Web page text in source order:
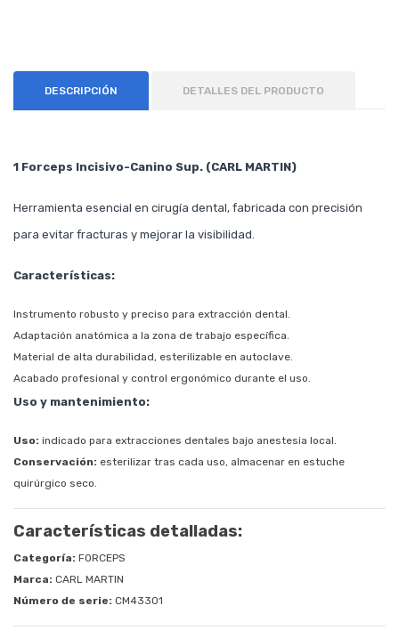
DESCRIPCIÓN DETALLES DEL PRODUCTO
1 Forceps Incisivo-Canino Sup. (CARL MARTIN)
Herramienta esencial en cirugía dental, fabricada con precisión
para evitar fracturas y mejorar la visibilidad.
Características:
Instrumento robusto y preciso para extracción dental.
Adaptación anatómica a la zona de trabajo específica.
Material de alta durabilidad, esterilizable en autoclave.
Acabado profesional y control ergonómico durante el uso.
Uso y mantenimiento:
Uso: indicado para extracciones dentales bajo anestesia local.
Conservación: esterilizar tras cada uso, almacenar en estuche
quirúrgico seco.
Características detalladas:
Categoría: FORCEPS
Marca: CARL MARTIN
Número de serie: CM43301